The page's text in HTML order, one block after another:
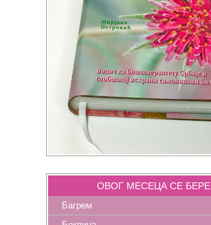
ОВОГ МЕСЕЦА СЕ БЕРЕ
Багрем